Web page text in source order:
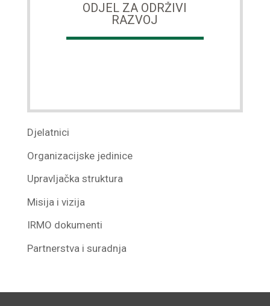
ODJEL ZA ODRŽIVI
RAZVOJ
Djelatnici
Organizacijske jedinice
Upravljačka struktura
Misija i vizija
IRMO dokumenti
Partnerstva i suradnja